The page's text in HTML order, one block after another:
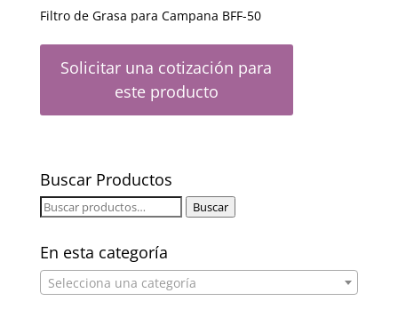
Filtro de Grasa para Campana BFF-50
Solicitar una cotización para
este producto
Buscar Productos
Buscar
Buscar
En esta categoría
Selecciona una categoría